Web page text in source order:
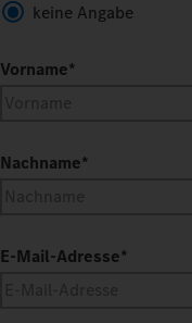
keine Angabe
Vorname*
Nachname*
E-Mail-Adresse*